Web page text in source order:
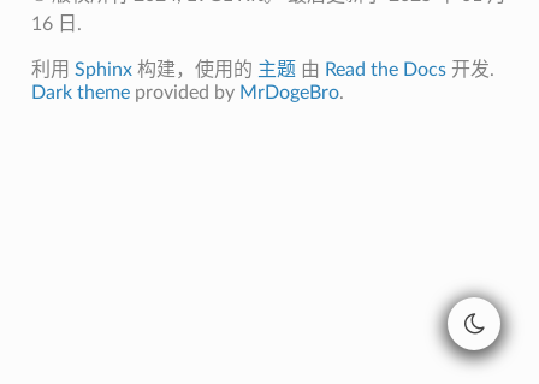
16 日.
利用 Sphinx构建，使用的 主题 由 Read the Docs开发.
Dark themeprovided by MrDogeBro.